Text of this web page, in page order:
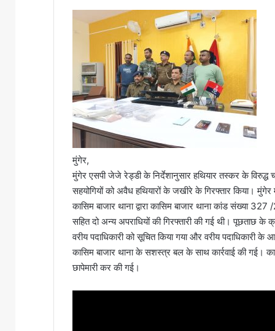
मुंगेर,
मुंगेर एसपी जेजे रेड्डी के निर्देशानुसार हथियार तस्कर के
सहयोगियों को अवैध हथियारों के जखीरे के गिरफ्तार किया।
कासिम बाजार थाना द्वारा कासिम बाजार थाना कांड संख्या
सहित दो अन्य अपराधियों की गिरफ्तारी की गई थी। पूछताछ
वरीय पदाधिकारी को सूचित किया गया और वरीय पदाधिकारी
कासिम बाजार थाना के सशस्त्र बल के साथ कार्रवाई की गई।
छापेमारी कर की गई।